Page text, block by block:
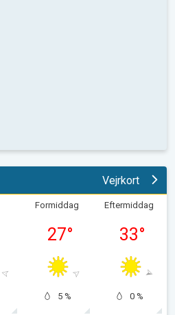
Vejrkort
Formiddag
27°
5 %
Eftermiddag
33°
0 %